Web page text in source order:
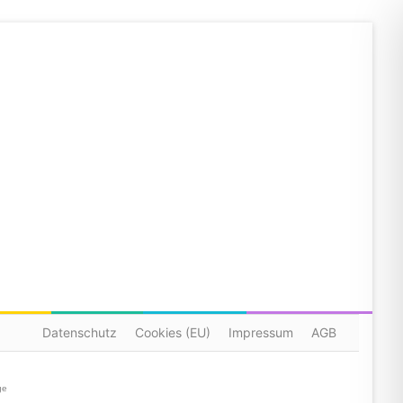
Datenschutz Cookies (EU) Impressum AGB